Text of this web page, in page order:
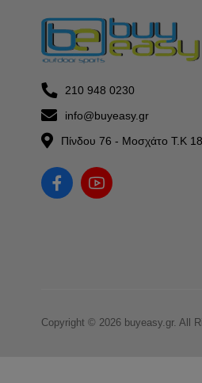
210 948 0230
info@buyeasy.gr
Πίνδου 76 - Μοσχάτο Τ.Κ
Copyright © 2026 buyeasy.gr. All